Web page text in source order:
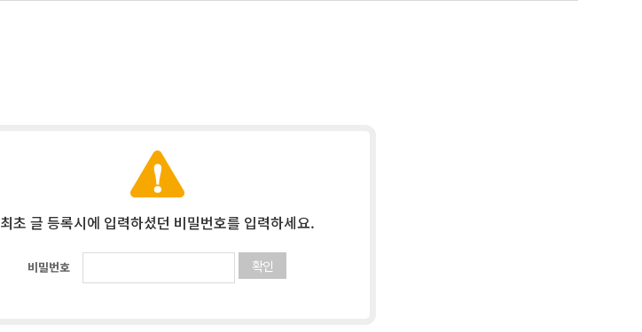
최초 글 등록시에 입력하셨던 비밀번호를 입력하세요.
비밀번호